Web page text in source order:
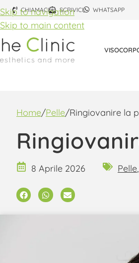
Skip to navigation
Skip to main content
CHIAMACI SCRIVICI WHATSAPP
VISO
Home Pelle Ringiovanire la
8 Aprile 2026 Pelle,